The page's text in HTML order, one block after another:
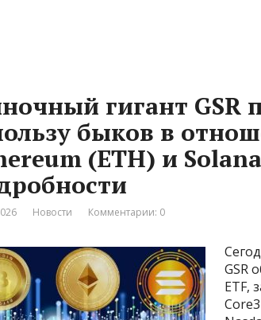
гигант GSR
быков в
(ETH) и
Новости Комментарии: 0
GSR
ETF,